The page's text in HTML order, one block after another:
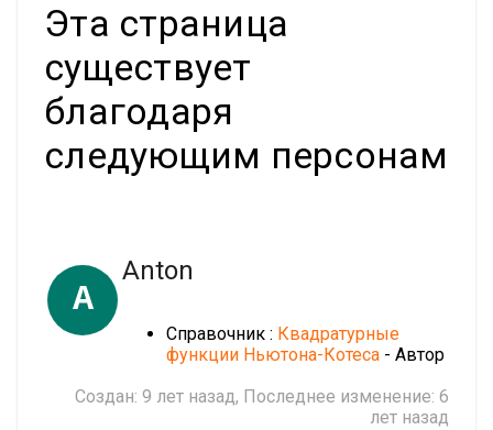
Эта страница
существует
благодаря
следующим персонам
A
Anton
Справочник : Квадратурные
функции Ньютона-Котеса - Автор
Создан: 9 лет назад, Последнее изменение: 6
лет назад